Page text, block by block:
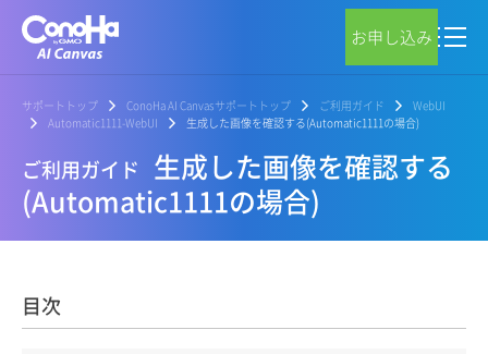
お申し込み
サポートトップ ConoHa AI Canvasサポートトップ ご利用ガイド
WebUI
Automatic1111-WebUI
生成した画像を確認する(Automatic1111の場合)
ご利用ガイド 生成した画像を確認する
(Automatic1111の場合)
目次